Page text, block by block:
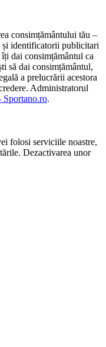
consimțământului tău –
și identificatorii publicitari
dai consimțământul ca
să dai consimțământul,
a prelucrării acestora
Administratorul
Sportano.ro.
folosi serviciile noastre,
Dezactivarea unor